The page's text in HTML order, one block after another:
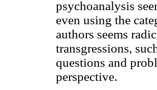
psychoanalysis
even using the
authors seems
transgressions,
questions and
perspective.